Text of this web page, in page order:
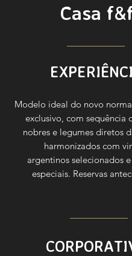
Casa
Modelo ideal do novo
exclusivo, com sequência
nobres e legumes diretos
harmonizados com
argentinos selecionados
especiais. Reservas